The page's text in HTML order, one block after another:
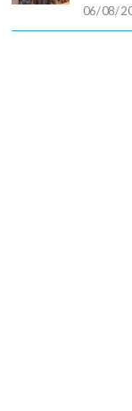
06/08/